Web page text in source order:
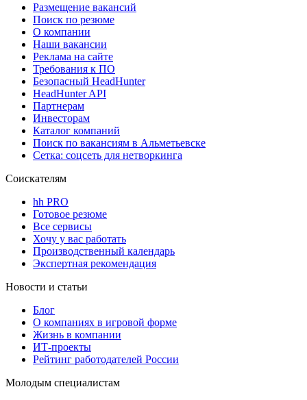
Размещение вакансий
Поиск по резюме
О компании
Наши вакансии
Реклама на сайте
Требования к ПО
Безопасный HeadHunter
HeadHunter API
Партнерам
Инвесторам
Каталог компаний
Поиск по вакансиям в Альметьевске
Сетка: соцсеть для нетворкинга
Соискателям
hh PRO
Готовое резюме
Все сервисы
Хочу у вас работать
Производственный календарь
Экспертная рекомендация
Новости и статьи
Блог
О компаниях в игровой форме
Жизнь в компании
ИТ-проекты
Рейтинг работодателей России
Молодым специалистам